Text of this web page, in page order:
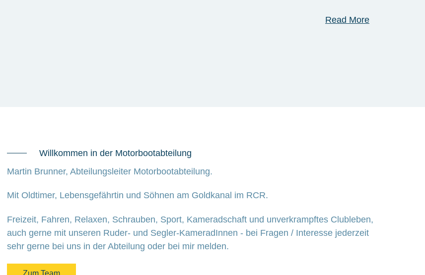
Read More
Willkommen in der Motorbootabteilung
Martin Brunner, Abteilungsleiter Motorbootabteilung.
Mit Oldtimer, Lebensgefährtin und Söhnen am Goldkanal im RCR.
Freizeit, Fahren, Relaxen, Schrauben, Sport, Kameradschaft und unverkrampftes Clubleben,
auch gerne mit unseren Ruder- und Segler-KameradInnen - bei Fragen / Interesse jederzeit
sehr gerne bei uns in der Abteilung oder bei mir melden.